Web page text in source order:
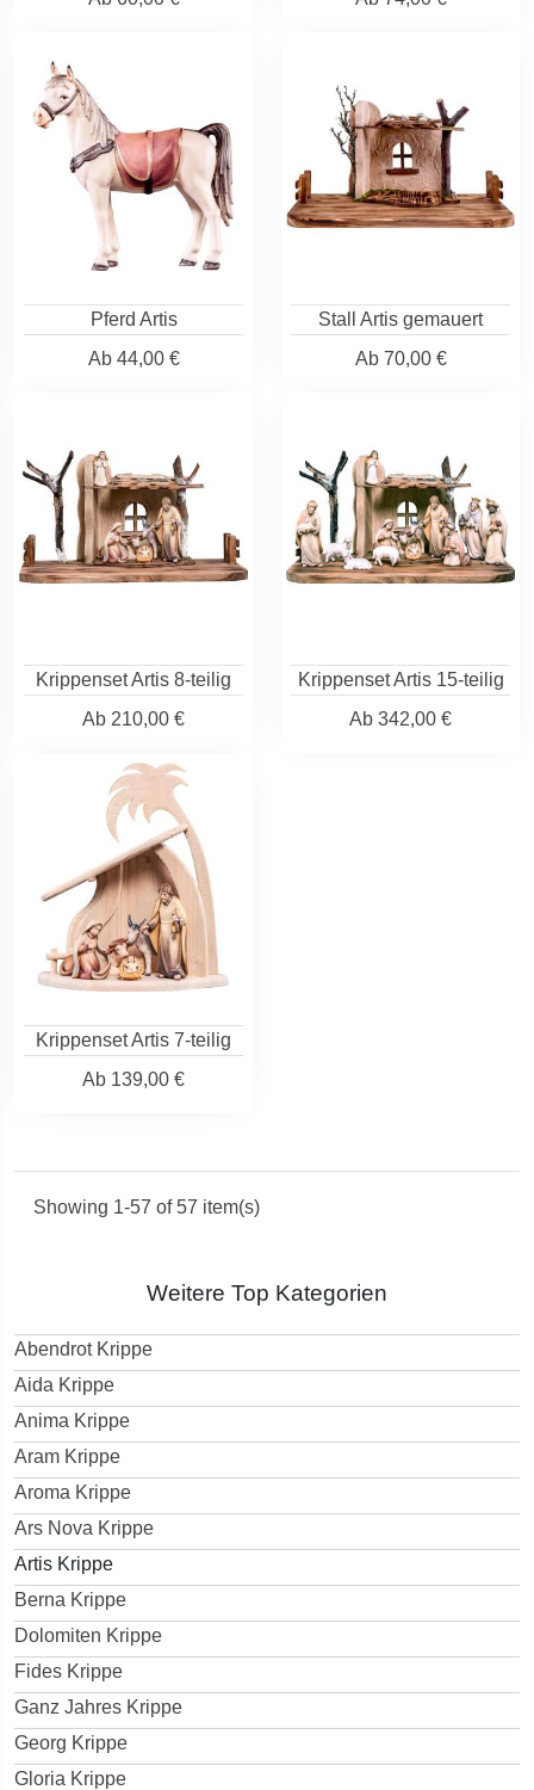
Pferd Artis
Ab44,00 €
Stall Artis gemauert
Ab70,00 €
Krippenset Artis 8-teilig
Ab 210,00 €
Krippenset Artis 15-teilig
Ab 342,00 €
Krippenset Artis 7-teilig
Ab 139,00 €
Showing 1-57 of 57 item(s)
Weitere Top Kategorien
Abendrot Krippe
Aida Krippe
Anima Krippe
Aram Krippe
Aroma Krippe
Ars Nova Krippe
Artis Krippe
Berna Krippe
Dolomiten Krippe
Fides Krippe
Ganz Jahres Krippe
Georg Krippe
Gloria Krippe